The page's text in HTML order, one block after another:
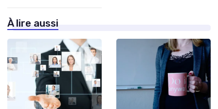
À lire aussi